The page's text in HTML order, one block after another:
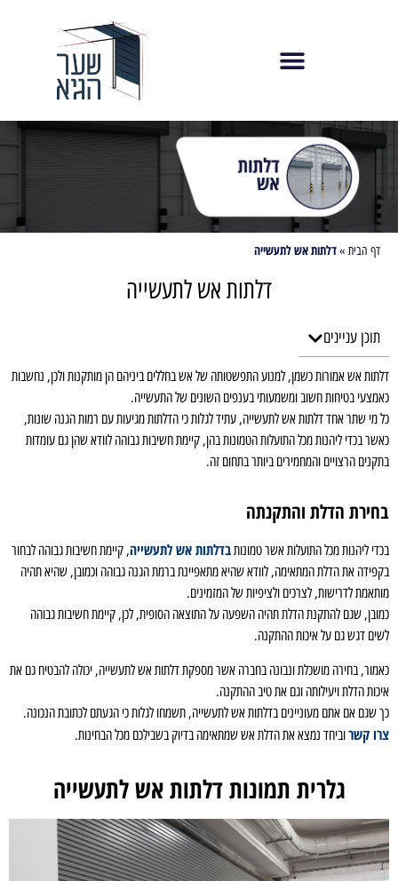
דף הבית »דלתות אש לתעשייה
דלתות אש לתעשייה
תוכן עניינים
דלתות אש אמורות כשמן, למנוע התפשטותה של אש בחללים ביניהם הן מותקנות ולכן, נחשבות
כאמצעי בטיחות חשוב ומשמעותי בענפים השונים של התעשייה.
כל מי שתר אחד דלתות אש לתעשייה, עתיד לגלות כי הדלתות מגיעות עם רמות הגנה שונות,
כאשר בכדי ליהנות מכל התועלות הטמונות בהן, קיימת חשיבות גבוהה לוודא שהן גם עומדות
בתקנים הרצויים והמחמירים ביותר בתחום זה.
בחירת הדלת והתקנתה
בכדי ליהנות מכל התועלות אשר טמונותבדלתות אש לתעשייה, קיימת חשיבות גבוהה לבחור
בקפידה את הדלת המתאימה, לוודא שהיא מתאפיינת ברמת הגנה גבוהה וכמובן, שהיא תהיה
מותאמת לדרישות, לצרכים ולציפיות של המזמינים.
כמובן, שגם להתקנת הדלת תהיה השפעה על התוצאה הסופית, לכן, קיימת חשיבות גבוהה
לשים דגש גם על איכות ההתקנה.
כאמור, בחירה מושכלת ונבונה בחברה אשר מספקת דלתות אש לתעשייה, יכולה להבטיח גם את
איכות הדלת ויעילותה וגם את טיב ההתקנה.
כך שגם אם אתם מעוניינים בדלתות אש לתעשייה, תשמחו לגלות כי הגעתם לכתובת הנכונה.
צרו קשרוביחד נמצא את הדלת אש שמתאימה בדיוק בשבילכם מכל הבחינות.
גלרית תמונות דלתות אש לתעשייה